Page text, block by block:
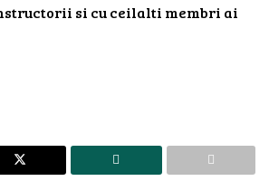
si cu ceilalti membri ai